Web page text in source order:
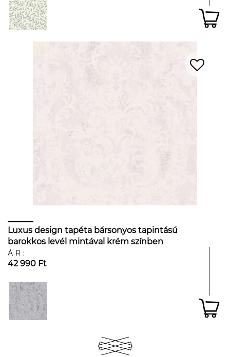
Luxus design tapéta bársonyos tapintású
barokkos levél mintával krém színben
ÁR:
42 990 Ft